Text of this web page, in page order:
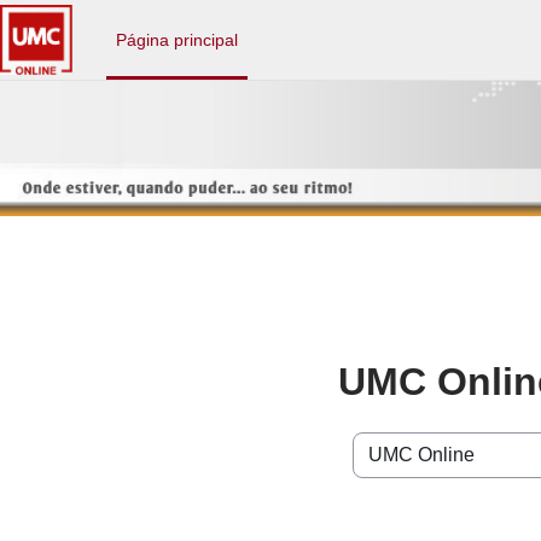
Ir para o conteúdo principal
Página principal
UMC
UMC